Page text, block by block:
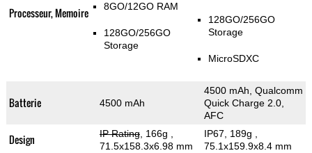
Processeur, Memoire 8GO/12GO RAM
128GO/256GO
Storage
128GO/256GO
Storage
MicroSDXC
Batterie 4500 mAh
4500 mAh, Qualcomm
Quick Charge 2.0,
AFC
Design IP Rating, 166g
71.5x158.3x6.98 mm
IP67, 189g
75.1x159.9x8.4 mm